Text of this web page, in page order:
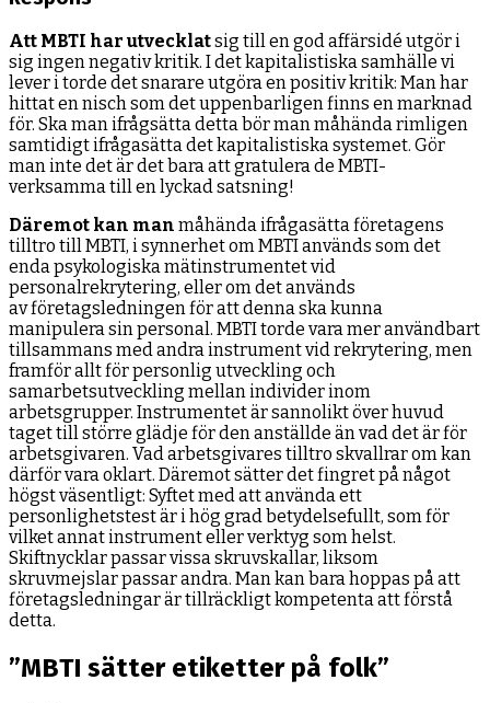
Att MBTI har utvecklatsig till en god affärsidé utgör i
sig ingen negativ kritik. I det kapitalistiska samhälle vi
lever i torde det snarare utgöra en positiv kritik: Man har
hittat en nisch som det uppenbarligen finns en marknad
för. Ska man ifrågsätta detta bör man måhända rimligen
samtidigt ifrågasätta det kapitalistiska systemet. Gör
man inte det är det bara att gratulera de MBTI-
verksamma till en lyckad satsning!
Däremot kan man måhända ifrågasätta företagens
tilltro till MBTI, i synnerhet om MBTI används som det
enda psykologiska mätinstrumentet vid
personalrekrytering, eller om det används
av företagsledningen för att denna ska kunna
manipulera sin personal. MBTI torde vara mer användbart
tillsammans med andra instrument vid rekrytering, men
framför allt för personlig utveckling och
samarbetsutveckling mellan individer inom
arbetsgrupper. Instrumentet är sannolikt över huvud
taget till större glädje för den anställde än vad det är för
arbetsgivaren. Vad arbetsgivares tilltro skvallrar om kan
därför vara oklart. Däremot sätter det fingret på något
högst väsentligt: Syftet med att använda ett
personlighetstest är i hög grad betydelsefullt, som för
vilket annat instrument eller verktyg som helst.
Skiftnycklar passar vissa skruvskallar, liksom
skruvmejslar passar andra. Man kan bara hoppas på att
företagsledningar är tillräckligt kompetenta att förstå
detta.
”MBTI sätter etiketter på folk”